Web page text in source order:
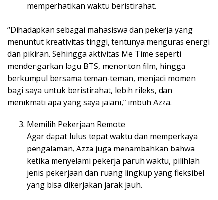
memperhatikan waktu beristirahat.
“Dihadapkan sebagai mahasiswa dan pekerja yang
menuntut kreativitas tinggi, tentunya menguras energi
dan pikiran. Sehingga aktivitas Me Time seperti
mendengarkan lagu BTS, menonton film, hingga
berkumpul bersama teman-teman, menjadi momen
bagi saya untuk beristirahat, lebih rileks, dan
menikmati apa yang saya jalani,” imbuh Azza.
Memilih Pekerjaan Remote
Agar dapat lulus tepat waktu dan memperkaya
pengalaman, Azza juga menambahkan bahwa
ketika menyelami pekerja paruh waktu, pilihlah
jenis pekerjaan dan ruang lingkup yang fleksibel
yang bisa dikerjakan jarak jauh.